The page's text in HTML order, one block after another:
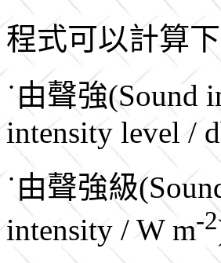
程式可以計算
˙由聲強(Sound
intensity level /
˙由聲強級
intensity / W m-2